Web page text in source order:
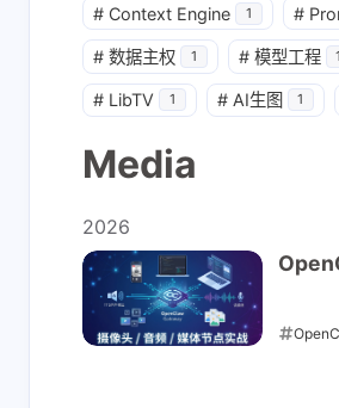
# Context Engine 1 #
# 数据主权 1 # 模型工程 1
# LibTV 1 # AI生图 1
Media
2026